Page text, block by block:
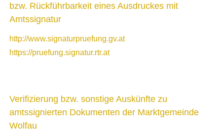
bzw. Rückführbarkeit eines Ausdruckes mit
Amtssignatur
http://www.signaturpruefung.gv.at
https://pruefung.signatur.rtr.at
Verifizierung bzw. sonstige Auskünfte zu
amtssignierten Dokumenten der Marktgemeinde
Wolfau